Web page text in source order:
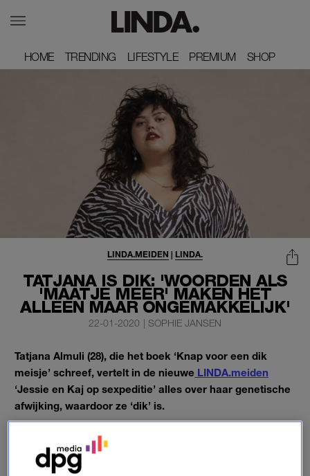
HOME
HOME TRENDING
TRENDING LIFESTYLE
LIFESTYLE PREMIUM
PREMIUM SHOP
SHOP
TATJANA IS DIK: 'WOORDEN ALS
'MAATJE MEER' MAKEN HET
ALLEEN MAAR ONGEMAKKELIJK'
LINDA.MEIDEN | LINDA.
22-01-2020 | SOPHIE JANSEN
Tatjana Almuli (28), die het boek ‘Knap voor een dik
meisje’ schreef, vertelt in de nieuwe LINDA.meiden
‘Jessie en Kaj op sexpeditie’ alles over haar genetische
afwijking, waardoor ze ‘dik’ is.
‘Ik draag een legging naar de sportschool en een
een festival.’